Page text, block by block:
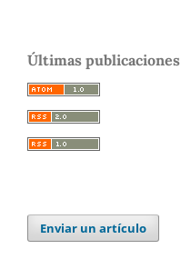
Últimas publicaciones
Enviar un artículo